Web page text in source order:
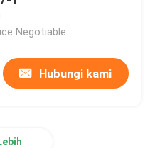
Negotiable
Hubungi kami